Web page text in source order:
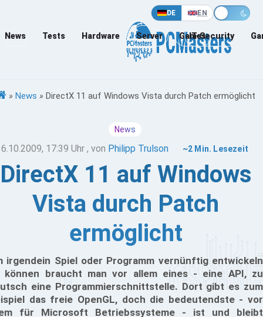
DE EN
News Tests Hardware Server Games
IT-Security
» News » DirectX 11 auf Windows Vista durch Patch ermöglicht
News
17:39 Uhr , von Philipp Trulson ~2 Min. Lesezeit
DirectX 11 auf Windows
Vista durch Patch
ermöglicht
irgendein Spiel oder Programm vernünftig entwickeln
können braucht man vor allem eines - eine API, zu
eine Programmierschnittstelle. Dort gibt es zum
das freie OpenGL, doch die bedeutendste - vor
für Microsoft Betriebssysteme - ist und bleibt